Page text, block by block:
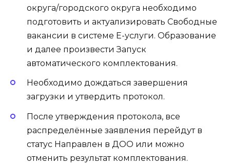
округа/городского округа необходимо
подготовить и актуализировать Свободные
вакансии в системе Е-услуги. Образование
и далее произвести Запуск
автоматического комплектования.
Необходимо дождаться завершения
загрузки и утвердить протокол.
После утверждения протокола, все
распределённые заявления перейдут в
статус Направлен в ДОО или можно
отменить результат комплектования.